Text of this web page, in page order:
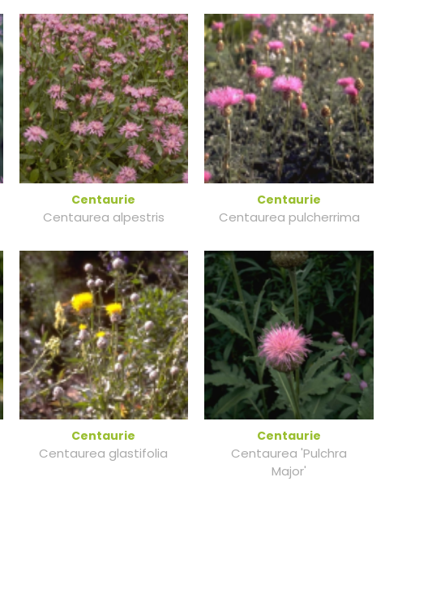
Centaurie
Centaurea alpestris
Centaurie
Centaurea pulcherrima
Centaurie
Centaurea glastifolia
Centaurie
Centaurea 'Pulchra
Major'